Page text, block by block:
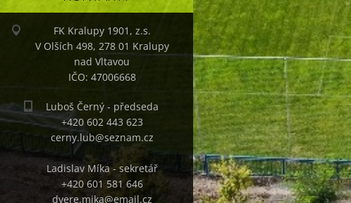
FK Kralupy 1901, z.s.
V Olších 498, 278 01 Kralupy
nad Vltavou
IČO: 47006668
Luboš Černý - předseda
+420 602 443 623
cerny.lub@seznam.cz
Ladislav Míka - sekretář
+420 601 581 646
dvere.mika@email.cz